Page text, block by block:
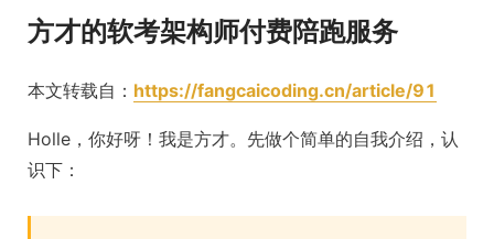
方才的软考架构师付费陪跑服务
本文转载自： https://fangcaicoding.cn/article/91
Holle，你好呀！我是方才。先做个简单的自我介绍，认
识下：